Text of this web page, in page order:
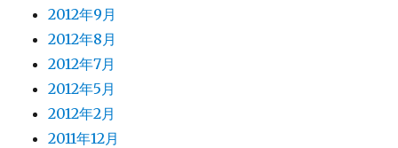
2012年9月
2012年8月
2012年7月
2012年5月
2012年2月
2011年12月